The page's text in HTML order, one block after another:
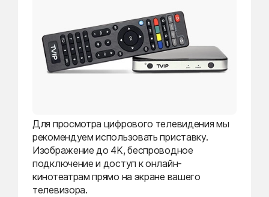
Для просмотра цифрового телевидения мы
рекомендуем использовать приставку.
Изображение до 4K, беспроводное
подключение и доступ к онлайн-
кинотеатрам прямо на экране вашего
телевизора.